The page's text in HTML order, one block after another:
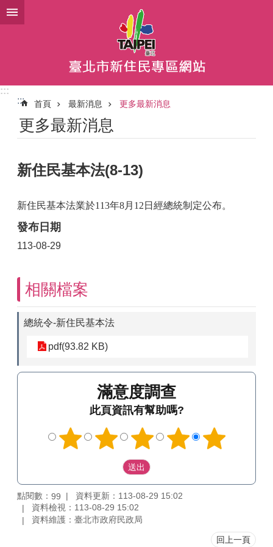
跳到主要內容區塊
:::
:::
首頁 最新消息 更多最新消息
更多最新消息
新住民基本法(8-13)
新住民基本法業於113年8月 12 日經總統制定公布。
發布日期
113-08-29
相關檔案
總統令-新住民基本法
pdf(93.82 KB)
滿意度調查
此頁資訊有幫助嗎?
點閱數： 99
資料更新：113-08-29 15:02
資料檢視：113-08-29 15:02
資料維護：臺北市政府民政局
回上一頁